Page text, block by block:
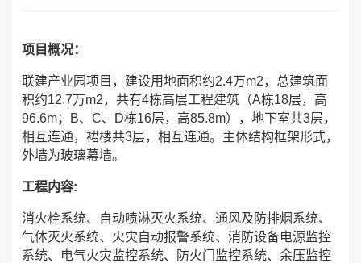
项目概况：
联建产业园项目，建设用地面积约2.4万m2，总建筑面
积约12.7万m2，共有4栋高层工程建筑（A栋18层，高
96.6m；B、C、D栋16层，高85.8m），地下室共3层，
相互连通，裙楼共3层，相互连通。主体结构框架形式，
外墙为玻璃幕墙。
工程内容:
消火栓系统、自动喷淋灭火系统、通风及防排烟系统、
气体灭火系统、火灾自动报警系统、消防设备电源监控
系统、电气火灾监控系统、防火门监控系统、余压监控